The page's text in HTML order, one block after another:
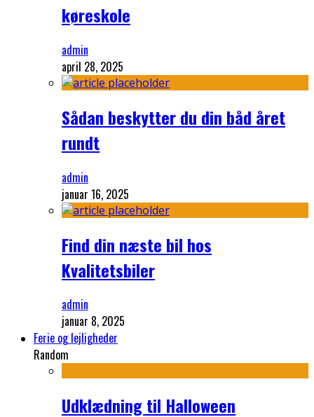
køreskole
admin
april 28, 2025
Sådan beskytter du din båd året
rundt
admin
januar 16, 2025
Find din næste bil hos
Kvalitetsbiler
admin
januar 8, 2025
Ferie og lejligheder
Random
Udklædning til Halloween